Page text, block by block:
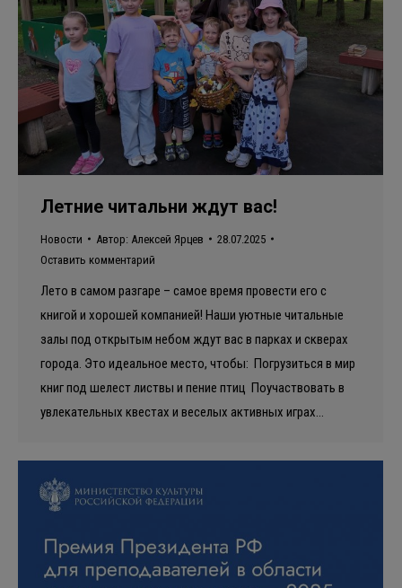
Летние читальни ждут вас!
Новости Автор: Алексей Ярцев
28.07.2025
Оставить комментарий
Лето в самом разгаре – самое время провести его с
книгой и хорошей компанией! Наши уютные читальные
залы под открытым небом ждут вас в парках и скверах
города. Это идеальное место, чтобы: Погрузиться в мир
книг под шелест листвы и пение птиц Поучаствовать в
увлекательных квестах и веселых активных играх…